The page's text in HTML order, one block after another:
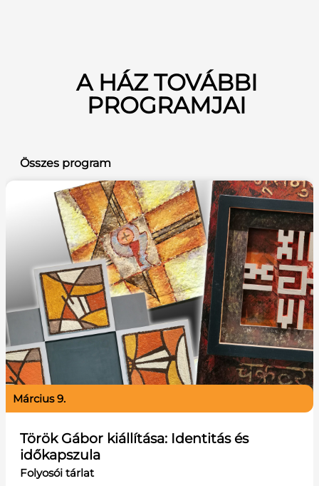
A HÁZ TOVÁBBI
PROGRAMJAI
Összes program
Török Gábor kiállítása: Identitás és
időkapszula
Folyosói tárlat
március 9.